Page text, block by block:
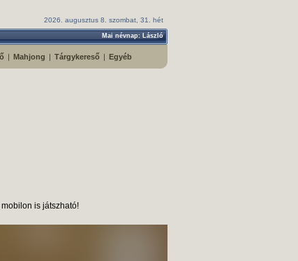
2026. augusztus 8. szombat, 31. hét
Mai névnap: László
| Mahjong | Tárgykereső | Egyéb
is játszható!